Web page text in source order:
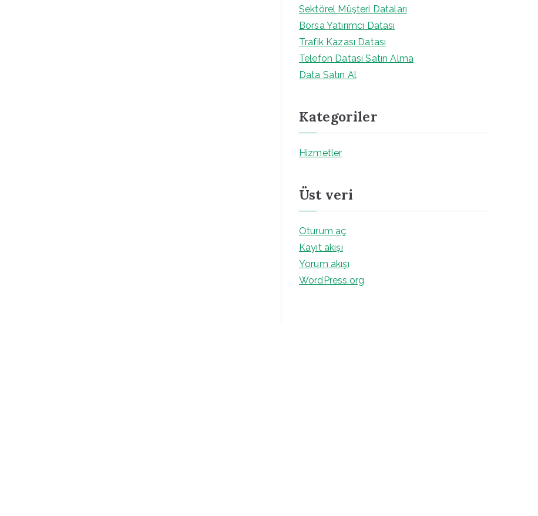
Sektörel Müşteri Dataları
Borsa Yatırımcı Datası
Trafik Kazası Datası
Telefon Datası Satın Alma
Data Satın Al
Kategoriler
Hizmetler
Üst veri
Oturum aç
Kayıt akışı
Yorum akışı
WordPress.org